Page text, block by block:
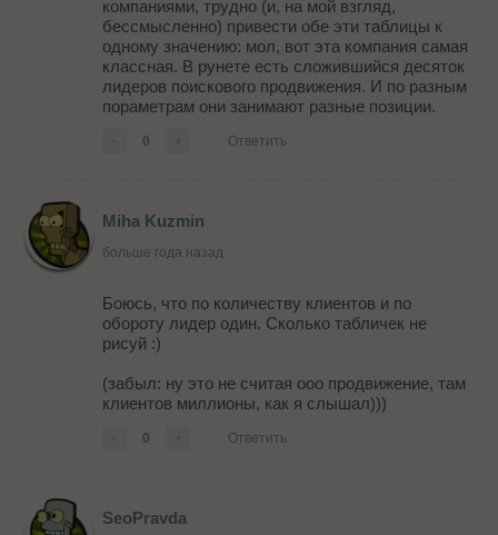
компаниями, трудно (и, на мой взгляд,
бессмысленно) привести обе эти таблицы к
одному значению: мол, вот эта компания самая
классная. В рунете есть сложившийся десяток
лидеров поискового продвижения. И по разным
пораметрам они занимают разные позиции.
0 Ответить
Miha Kuzmin
больше года назад
Боюсь, что по количеству клиентов и по
обороту лидер один. Сколько табличек не
рисуй :)
(забыл: ну это не считая ооо продвижение, там
клиентов миллионы, как я слышал)))
0 Ответить
SeoPravda